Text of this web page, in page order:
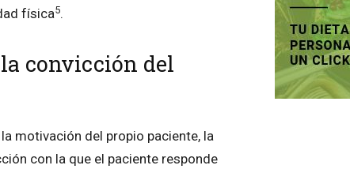
física5.
convicción del
motivación del propio paciente, la
con la que el paciente responde